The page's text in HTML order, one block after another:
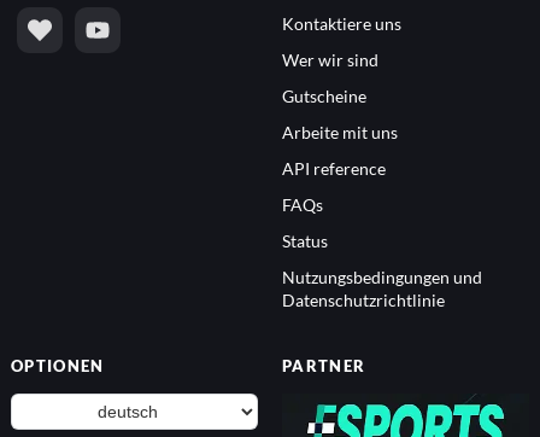
Kontaktiere uns
Wer wir sind
Gutscheine
Arbeite mit uns
API reference
FAQs
Status
Nutzungsbedingungen und
Datenschutzrichtlinie
OPTIONEN PARTNER